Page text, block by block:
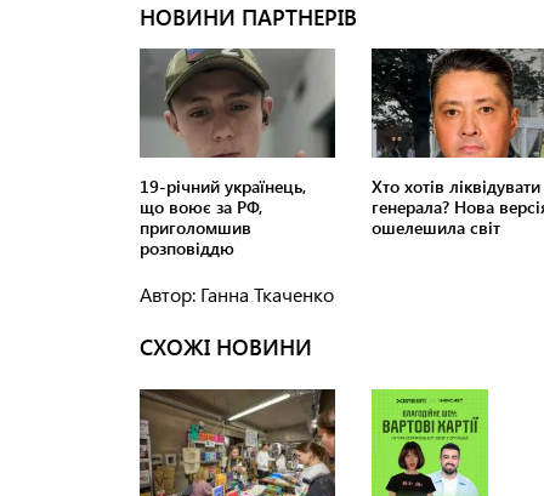
Автор: Ганна Ткаченко
СХОЖІ НОВИНИ